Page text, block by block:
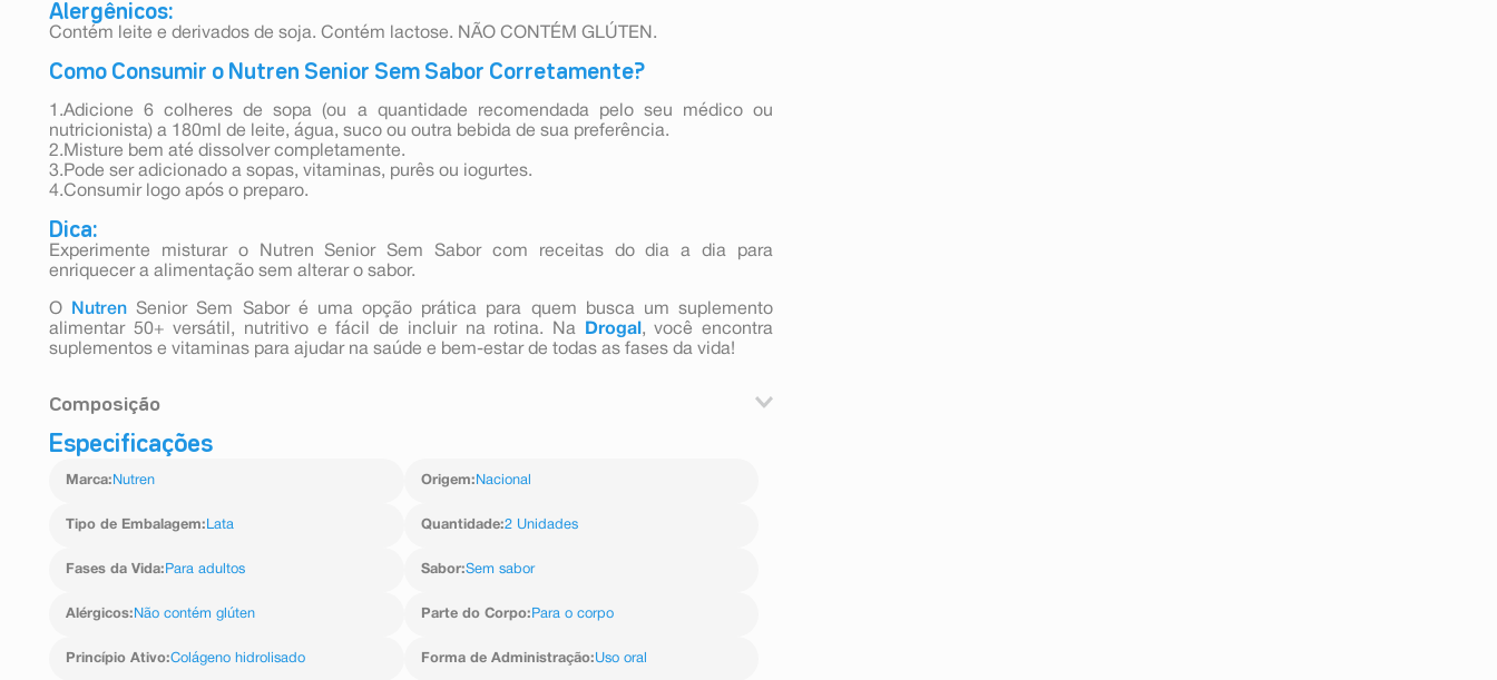
Alergênicos:
Contém leite e derivados de soja. Contém lactose. NÃO CONTÉM GLÚTEN.
Como Consumir o Nutren Senior Sem Sabor Corretamente?
1.Adicione 6 colheres de sopa (ou a quantidade recomendada pelo seu médico ou
nutricionista) a 180ml de leite, água, suco ou outra bebida de sua preferência.
2.Misture bem até dissolver completamente.
3.Pode ser adicionado a sopas, vitaminas, purês ou iogurtes.
4.Consumir logo após o preparo.
Dica:
Experimente misturar o Nutren Senior Sem Sabor com receitas do dia a dia para
enriquecer a alimentação sem alterar o sabor.
O Nutren Senior Sem Sabor é uma opção prática para quem busca um suplemento
alimentar 50+ versátil, nutritivo e fácil de incluir na rotina. Na
Drogal , você encontra
suplementos e vitaminas para ajudar na saúde e bem-estar de todas as fases da vida!
Composição
Leite integral, maltodextrina, proteína de soro do leite concentrada, proteína de soja
magnésio do ácido cítrico, fosfato tricálcico, hidrogênio fosfato dipotássico, citrato de
cúprico e selenato de sódio), vitaminas (L-ascorbato de sódio, acetato de DL-alfa-
mononitrato, acetato de retinila, riboflavina, ácido fólico, fitomenadiona, colecalciferol, D-
Especificações
Marca: Nutren Origem: Nacional
Tipo de Embalagem: Lata Quantidade:2 Unidades
Fases da Vida: Para adultos Sabor:Sem sabor
Alérgicos: Não contém glúten Parte do Corpo: Para o corpo
Princípio Ativo:Colágeno hidrolisado Forma de Administração:Uso oral